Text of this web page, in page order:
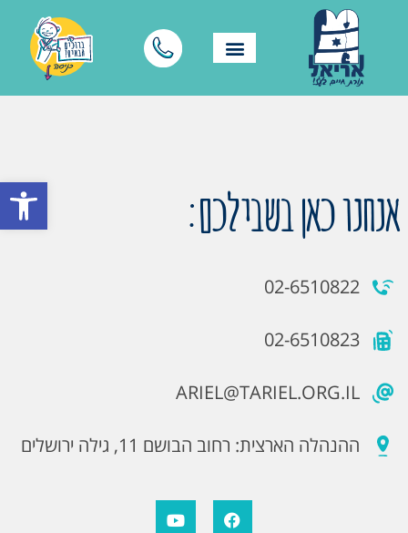
פתח אנחנו כאן בשבילכם:
02-6510822
02-6510823
ARIEL@TARIEL.ORG.IL
ההנהלה הארצית: רחוב הבושם 11, גילה ירושלים